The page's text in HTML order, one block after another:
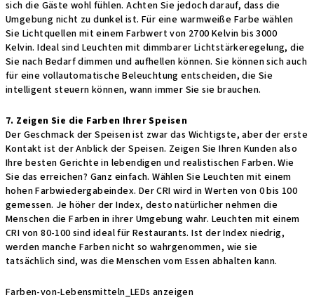
sich die Gäste wohl fühlen. Achten Sie jedoch darauf, dass die
Umgebung nicht zu dunkel ist. Für eine warmweiße Farbe wählen
Sie Lichtquellen mit einem Farbwert von 2700 Kelvin bis 3000
Kelvin. Ideal sind Leuchten mit dimmbarer Lichtstärkeregelung, die
Sie nach Bedarf dimmen und aufhellen können. Sie können sich auch
für eine vollautomatische Beleuchtung entscheiden, die Sie
intelligent steuern können, wann immer Sie sie brauchen.
7. Zeigen Sie die Farben Ihrer Speisen
Der Geschmack der Speisen ist zwar das Wichtigste, aber der erste
Kontakt ist der Anblick der Speisen. Zeigen Sie Ihren Kunden also
Ihre besten Gerichte in lebendigen und realistischen Farben. Wie
Sie das erreichen? Ganz einfach. Wählen Sie Leuchten mit einem
hohen Farbwiedergabeindex. Der CRI wird in Werten von 0 bis 100
gemessen. Je höher der Index, desto natürlicher nehmen die
Menschen die Farben in ihrer Umgebung wahr. Leuchten mit einem
CRI von 80-100 sind ideal für Restaurants. Ist der Index niedrig,
werden manche Farben nicht so wahrgenommen, wie sie
tatsächlich sind, was die Menschen vom Essen abhalten kann.
Farben-von-Lebensmitteln_LEDs anzeigen